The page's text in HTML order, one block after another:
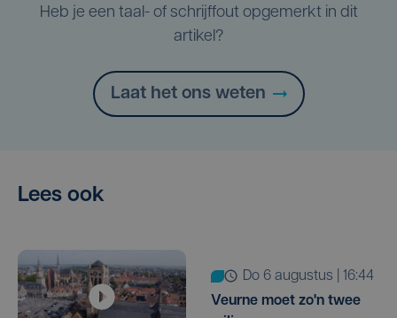
Heb je een taal- of schrijffout opgemerkt in dit
artikel?
Laat het ons weten
Lees ook
do 6 augustus | 16:44
Veurne moet zo'n twee